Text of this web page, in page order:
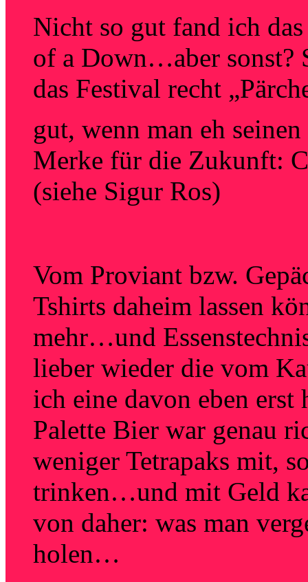
Nicht so gut fand ich
of a Down…aber sonst?
das Festival recht
gut, wenn man eh
Merke für die Zukunft:
(siehe Sigur Ros)
Vom Proviant bzw.
Tshirts daheim lassen
mehr…und
lieber wieder die vom
ich eine davon eben erst
Palette Bier war genau
weniger Tetrapaks mit,
trinken…und mit Geld
von daher: was man
holen…